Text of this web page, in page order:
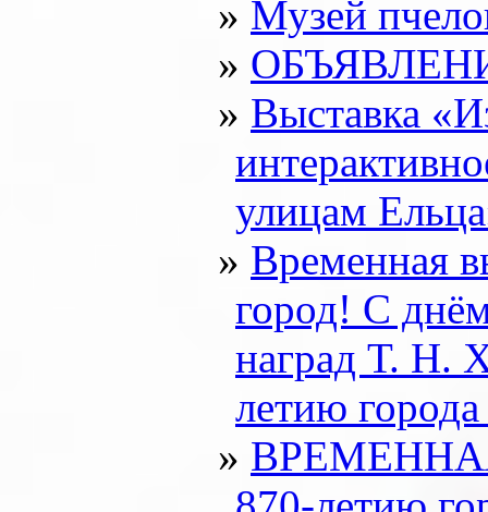
Музей
Выставка
улицам
Временная
город! С
наград Т. Н.
летию